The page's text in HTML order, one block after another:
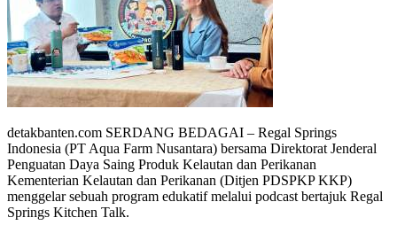
detakbanten.com SERDANG BEDAGAI – Regal Springs
Indonesia (PT Aqua Farm Nusantara) bersama Direktorat Jenderal
Penguatan Daya Saing Produk Kelautan dan Perikanan
Kementerian Kelautan dan Perikanan (Ditjen PDSPKP KKP)
menggelar sebuah program edukatif melalui podcast bertajuk Regal
Springs Kitchen Talk.